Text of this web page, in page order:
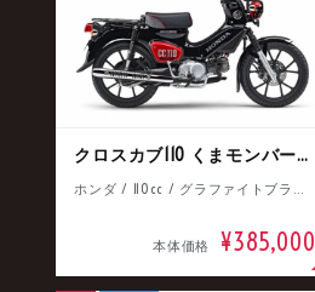
クロスカブ110 くまモンバージョン
ホンダ / 110cc / グラファイトブラック
本体価格 ¥385,000